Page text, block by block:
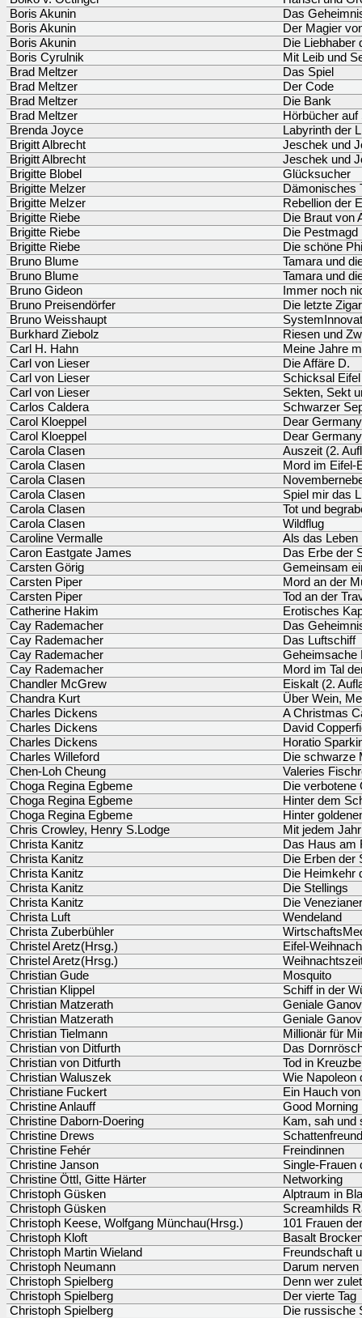
Boris Akunin
Das
Boris Akunin
Der Magier
Boris Akunin
Die Liebhaber
Boris Cyrulnik
Mit Leib und
Brad Meltzer
Das Spiel
Brad Meltzer
Der Code
Brad Meltzer
Die Bank
Brad Meltzer
Hörbücher
Brenda Joyce
Labyrinth der
Brigitt Albrecht
Jeschek und
Brigitt Albrecht
Jeschek und
Brigitte Blobel
Glücksucher
Brigitte Melzer
Dämonisches
Brigitte Melzer
Rebellion der
Brigitte Riebe
Die Braut von
Brigitte Riebe
Die Pestmagd
Brigitte Riebe
Die schöne
Bruno Blume
Tamara und
Bruno Blume
Tamara und
Bruno Gideon
Immer noch
Bruno Preisendörfer
Die letzte
Bruno Weisshaupt
Burkhard Ziebolz
Riesen und
Carl H. Hahn
Meine Jahre
Carl von Lieser
Die Affäre D.
Carl von Lieser
Schicksal Eifel
Carl von Lieser
Sekten, Sekt
Carlos Caldera
Schwarzer
Carol Kloeppel
Dear Germany
Carol Kloeppel
Dear
Carola Clasen
Auszeit (2.
Carola Clasen
Mord im Eifel-
Carola Clasen
Carola Clasen
Spiel mir das
Carola Clasen
Tot und
Carola Clasen
Wildflug
Caroline Vermalle
Als das
Caron Eastgate James
Das Erbe der
Carsten Görig
Gemeinsam
Carsten Piper
Mord an der
Carsten Piper
Tod an der
Catherine Hakim
Erotisches
Cay Rademacher
Das
Cay Rademacher
Das Luftschiff
Cay Rademacher
Geheimsache
Cay Rademacher
Mord im Tal
Chandler McGrew
Eiskalt (2.
Chandra Kurt
Über Wein,
Charles Dickens
A Christmas
Charles Dickens
David
Charles Dickens
Horatio
Charles Willeford
Die schwarze
Chen-Loh Cheung
Valeries
Choga Regina Egbeme
Die verbotene
Choga Regina Egbeme
Hinter dem
Choga Regina Egbeme
Hinter
Chris Crowley, Henry S.Lodge
Mit jedem
Christa Kanitz
Das Haus am
Christa Kanitz
Die Erben der
Christa Kanitz
Die Heimkehr
Christa Kanitz
Die Stellings
Christa Kanitz
Die
Christa Luft
Wendeland
Christa Zuberbühler
Christel Aretz(Hrsg.)
Eifel-
Christel Aretz(Hrsg.)
Christian Gude
Mosquito
Christian Klippel
Schiff in der
Christian Matzerath
Geniale
Christian Matzerath
Geniale
Christian Tielmann
Millionär für
Christian von Ditfurth
Das
Christian von Ditfurth
Tod in
Christian Waluszek
Wie Napoleon
Christiane Fuckert
Ein Hauch
Christine Anlauff
Good Morning
Christine Daborn-Doering
Kam, sah und
Christine Drews
Christine Fehér
Freindinnen
Christine Janson
Single-Frauen
Christine Öttl, Gitte Härter
Networking
Christoph Güsken
Alptraum in
Christoph Güsken
Screamhilds
Christoph Keese, Wolfgang Münchau(Hrsg.)
101 Frauen
Christoph Kloft
Basalt
Christoph Martin Wieland
Freundschaft
Christoph Neumann
Darum nerven
Christoph Spielberg
Denn wer
Christoph Spielberg
Der vierte Tag
Christoph Spielberg
Die russische